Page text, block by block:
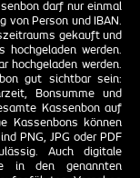
darf nur einmal
von Person und IBAN.
gekauft und
hochgeladen werden.
hochgeladen werden.
gut sichtbar sein:
Bonsumme und
Kassenbon auf
PNG, JPG oder PDF
Auch digitale
in den genannten